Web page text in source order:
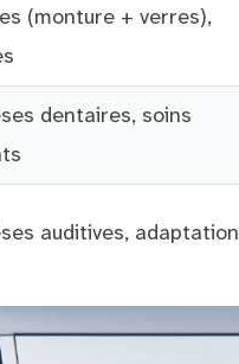
(monture + verres),
dentaires, soins
auditives, adaptation